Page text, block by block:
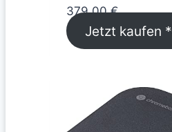
379,00€
Jetzt kaufen *